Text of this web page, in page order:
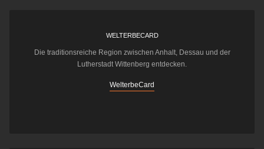
WELTERBECARD
Die traditionsreiche Region zwischen Anhalt, Dessau und der
Lutherstadt Wittenberg entdecken.
WelterbeCard